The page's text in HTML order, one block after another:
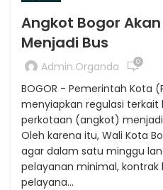
Angkot Bogor
Menjadi Bus
Admin.organda 0
BOGOR - Pemerintah Kota
menyiapkan regulasi
perkotaan (angkot)
Oleh karena itu, Wali Kota
agar dalam satu minggu
pelayanan minimal, kontrak
pelayana...